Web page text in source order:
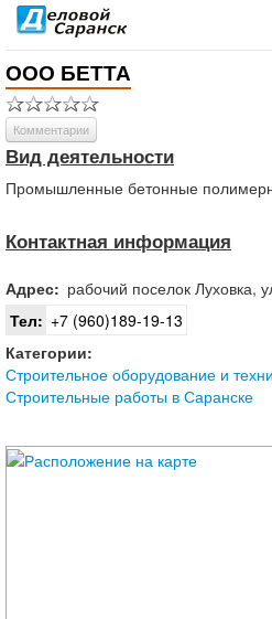
ООО БЕТТА
Комментарии
Вид деятельности
Промышленные бетонные
Контактная информация
Адрес: рабочий поселок Луховка,
Тел: +7 (960)189-19-13
Категории:
Строительное оборудование и
Строительные работы в Саранске